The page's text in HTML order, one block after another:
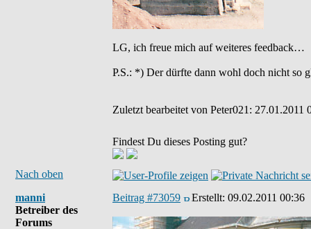
LG, ich freue mich auf weiteres feedback…
P.S.: *) Der dürfte dann wohl doch nicht so
Zuletzt bearbeitet von Peter021: 27.01.2011
Findest Du dieses Posting gut?
Nach oben
manni
Betreiber des
Forums
Beitrag #73059 Erstellt: 09.02.2011 00:36